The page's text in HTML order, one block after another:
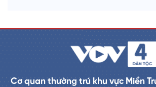
Cơ quan thường trú khu vực Miền